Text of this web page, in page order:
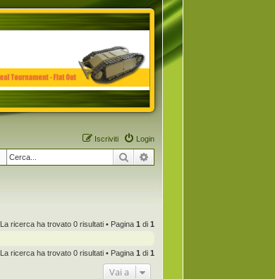
Login
Iscriviti
Cerca
La ricerca ha trovato 0 risultati • Pagina 1 di 1
La ricerca ha trovato 0 risultati • Pagina 1 di 1
Vai a